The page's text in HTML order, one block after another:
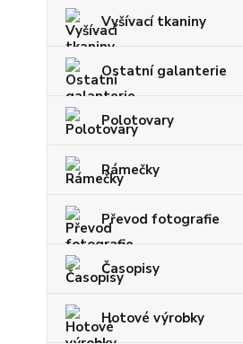
Vyšívací tkaniny
Ostatní galanterie
Polotovary
Rámečky
Převod fotografie
Časopisy
Hotové výrobky